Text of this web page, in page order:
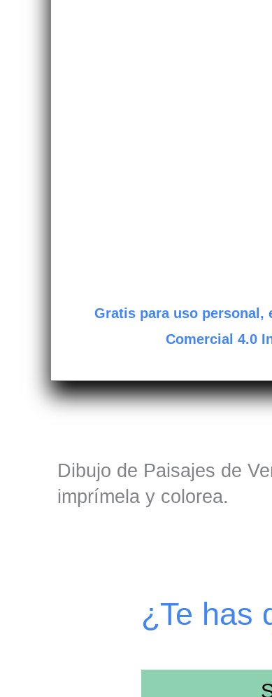
Gratis para uso personal,
Comercial 4.0
Dibujo de Paisajes de
imprímela y colorea.
¿Te has